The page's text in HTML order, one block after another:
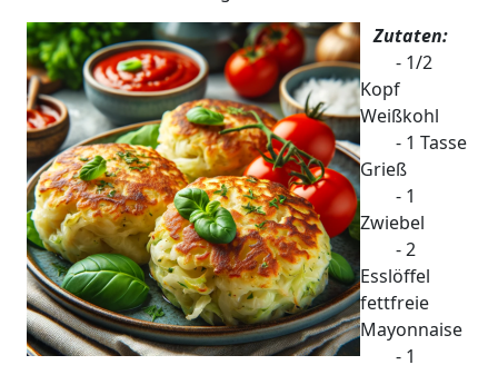
Zutaten:
- 1/2
Kopf
Weißkohl
- 1 Tasse
Grieß
- 1
Zwiebel
- 2
Esslöffel
fettfreie
Mayonnaise
- 1